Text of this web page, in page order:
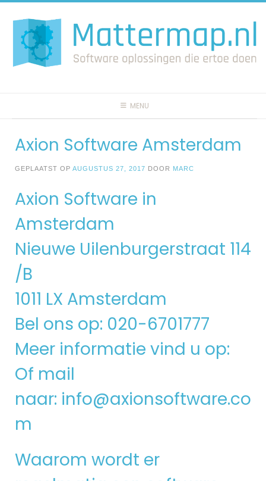
naar
inhoud
MENU
Axion Software Amsterdam
GEPLAATST OP AUGUSTUS 27, 2017 DOOR MARC
Axion Software in
Amsterdam
Nieuwe Uilenburgerstraat 114
/B
1011 LX Amsterdam
Bel ons op: 020-6701777
Meer informatie vind u op:
Of mail
naar: info@axionsoftware.co
m
Waarom wordt er